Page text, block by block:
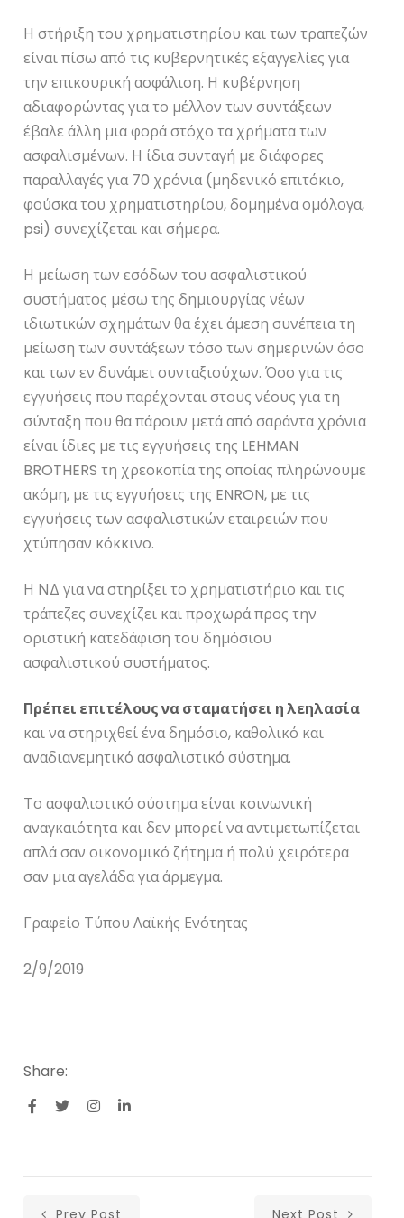
Η στήριξη του χρηματιστηρίου και των τραπεζών
είναι πίσω από τις κυβερνητικές εξαγγελίες για
την επικουρική ασφάλιση. Η κυβέρνηση
αδιαφορώντας για το μέλλον των συντάξεων
έβαλε άλλη μια φορά στόχο τα χρήματα των
ασφαλισμένων. Η ίδια συνταγή με διάφορες
παραλλαγές για 70 χρόνια (μηδενικό επιτόκιο,
φούσκα του χρηματιστηρίου, δομημένα ομόλογα,
psi) συνεχίζεται και σήμερα.
Η μείωση των εσόδων του ασφαλιστικού
συστήματος μέσω της δημιουργίας νέων
ιδιωτικών σχημάτων θα έχει άμεση συνέπεια τη
μείωση των συντάξεων τόσο των σημερινών όσο
και των εν δυνάμει συνταξιούχων. Όσο για τις
εγγυήσεις που παρέχονται στους νέους για τη
σύνταξη που θα πάρουν μετά από σαράντα χρόνια
είναι ίδιες με τις εγγυήσεις της LEHMAN
BROTHERS τη χρεοκοπία της οποίας πληρώνουμε
ακόμη, με τις εγγυήσεις της ENRON, με τις
εγγυήσεις των ασφαλιστικών εταιρειών που
χτύπησαν κόκκινο.
Η ΝΔ για να στηρίξει το χρηματιστήριο και τις
τράπεζες συνεχίζει και προχωρά προς την
οριστική κατεδάφιση του δημόσιου
ασφαλιστικού συστήματος.
Πρέπει επιτέλους να σταματήσει η λεηλασία
και να στηριχθεί ένα δημόσιο, καθολικό και
αναδιανεμητικό ασφαλιστικό σύστημα.
Το ασφαλιστικό σύστημα είναι κοινωνική
αναγκαιότητα και δεν μπορεί να αντιμετωπίζεται
απλά σαν οικονομικό ζήτημα ή πολύ χειρότερα
σαν μια αγελάδα για άρμεγμα.
Γραφείο Τύπου Λαϊκής Ενότητας
2/9/2019
Share: